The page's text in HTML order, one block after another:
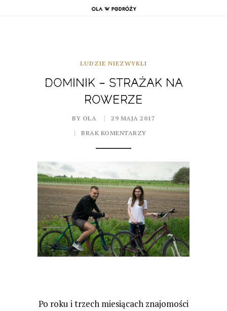
LUDZIE NIEZWYKLI
DOMINIK – STRAŻAK NA
ROWERZE
BY OLA
29 MAJA 2017
BRAK KOMENTARZY
Po roku i trzech miesiącach znajomości